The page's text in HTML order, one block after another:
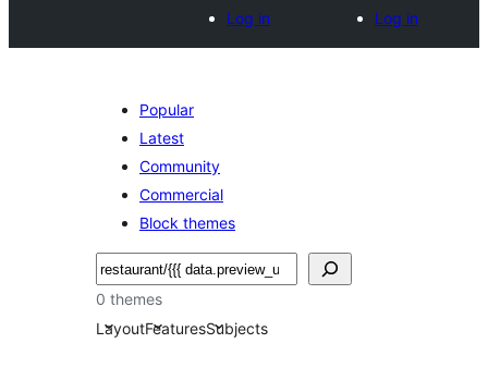
Log in
Log in
Popular
Latest
Community
Commercial
Block themes
সন্ধান
কৰক
0 themes
LayoutFeaturesSubjects